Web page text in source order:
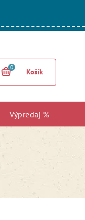
0
Košík
Výpredaj %